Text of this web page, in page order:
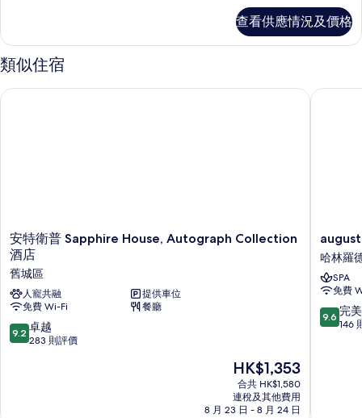
片
情
查看供應情況及價格
類似住宿
安
特
衛
普
Sapphire
House,
Autograph
Collection
安特衛普 Sapphire House, Autograph Collection
酒店
舊城區
人寵共融
提供車位
免費 Wi-Fi
餐廳
9.2
分
9.2 卓越
283 則評價
現
售
HK$1,353
HK$1,353
合共 HK$1,580
連稅及其他費用
8 月 23 日 - 8 月 24 日
安特衛普 Sapphire House, Autograph Collection 酒店
august
哈
林
羅
德
august
哈林羅
SPA
免費
9.6
分
9.6 完美
146
august